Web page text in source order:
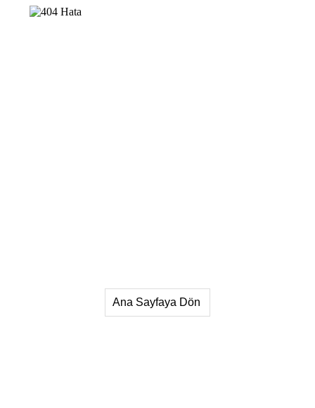
Ana Sayfaya Dön